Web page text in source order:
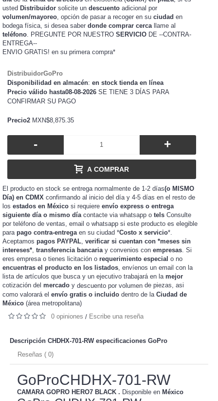
usted Distribuidor solicite un descuento adicional por
volumen/mayoreo , opción de pasar a recoger en su ciudad en
bodega física, si desea saber donde comprar cerca llame al
teléfono . PREGUNTE POR NUESTRO SERVICIO DE --CONTRA-
ENTREGA--
ENVIO GRATIS! en su primera compra*
DistribuidorGoPro
Disponibilidad en almacén: en stock tienda en línea
Precio válido hasta08-08-2026 SE TIENE 3 DÍAS PARA
CONFIRMAR SU PAGO
Precio2 MXN$8,875.35
- +
A COMPRAR
El producto en stock se entrega normalmente de 1-2 días(o MISMO
Día) en CDMX confirmando al inicio del día y 4-5 días en el resto de
los estados en México si requiere envío express o entrega
siguiente día o mismo día contacte via whatsapp o tels Consulte
por teléfono de ventas, email o whatsapp si este producto es elegible
para pago contra-entrega en su ciudad *Costo x servicio*.
Aceptamos pagos PAYPAL verificar si cuentan con *meses sin
intereses* transferencia bancaria y convenios con empresas . Si
eres empresa o tienes licitación o requerimiento especial o no
encuentras el producto en los listados, envíenos un email con la
lista de artículos que busca y un ejecutivo trabajará en la mejor
cotización del mercado y descuento por volumen de piezas, asi
como valorará el envío gratis o incluido dentro de la Ciudad de
México (área metropolitana)
0 opiniones / Escribe una reseña
Descripción CHDHX-701-RW especificaciones GoPro
Reseñas ( 0)
GoProCHDHX-701-RW
CAMARA GOPRO HERO7 BLACK . Disponible en México